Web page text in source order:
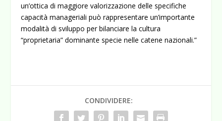
un’ottica di maggiore valorizzazione delle specifiche
capacità manageriali può rappresentare un’importante
modalità di sviluppo per bilanciare la cultura
“proprietaria” dominante specie nelle catene nazionali.”
CONDIVIDERE: